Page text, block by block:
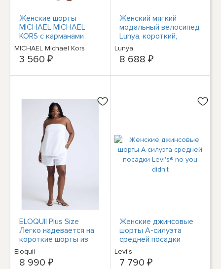
Женские шорты
MICHAEL MICHAEL
KORS с карманами
цвета морской волны
и эластичным поясом
на резинке Shorts XL
MICHAEL Michael Kors
3 560 ₽
Женский мягкий
модальный велосипед
Lunya, короткий,
темно-синий, Средний
Lunya
8 688 ₽
ELOQUII Plus Size
Легко надевается на
короткие шорты из
льняной смеси
Eloquii
8 990 ₽
Женские джинсовые
шорты А-силуэта
средней посадки
Levi's® no you didn't
Levi's
7 790 ₽